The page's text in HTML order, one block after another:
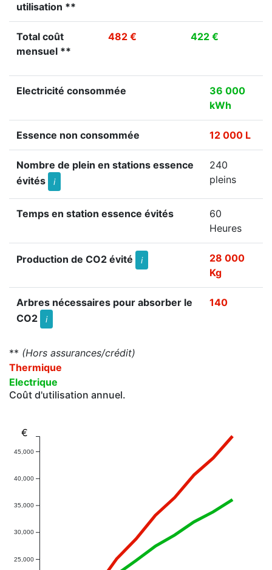
utilisation **
Total coût
mensuel **
482 € 422 €
Electricité consommée
36 000
kWh
Essence non consommée 12 000 L
Nombre de plein en stations essence
évités
i
240
pleins
Temps en station essence évités
60
Heures
Production de CO2 évité i
28 000
Kg
Arbres nécessaires pour absorber le
CO2
i
140
** (Hors assurances/crédit)
Thermique
Electrique
Coût d'utilisation annuel.
25,000
30,000
35,000
40,000
45,000
€